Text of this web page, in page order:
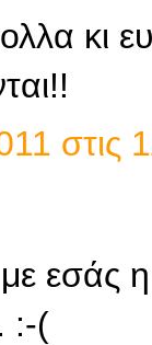
κι
στις
εσάς
:-(